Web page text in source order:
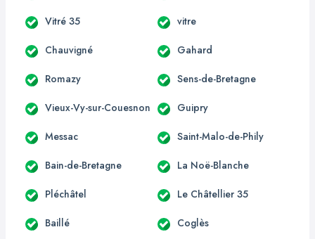
Vitré 35 vitre
Chauvigné Gahard
Romazy Sens-de-Bretagne
Vieux-Vy-sur-Couesnon Guipry
Messac Saint-Malo-de-Phily
Bain-de-Bretagne La Noë-Blanche
Pléchâtel Le Châtellier 35
Baillé Coglès